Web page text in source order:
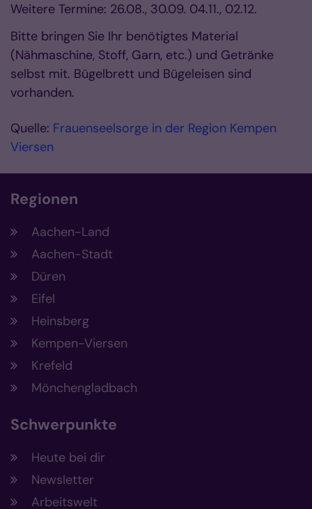
Weitere Termine: 26.08., 30.09. 04.11., 02.12.
Bitte bringen Sie Ihr benötigtes Material
(Nähmaschine, Stoff, Garn, etc.) und Getränke
selbst mit. Bügelbrett und Bügeleisen sind
vorhanden.
Quelle: Frauenseelsorge in der Region Kempen
Viersen
Regionen
Aachen-Land
Aachen-Stadt
Düren
Eifel
Heinsberg
Kempen-Viersen
Krefeld
Mönchengladbach
Schwerpunkte
Heute bei dir
Newsletter
Arbeitswelt